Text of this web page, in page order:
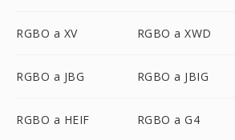
RGBO a XV RGBO a XWD
RGBO a JBG RGBO a JBIG
RGBO a HEIF RGBO a G4